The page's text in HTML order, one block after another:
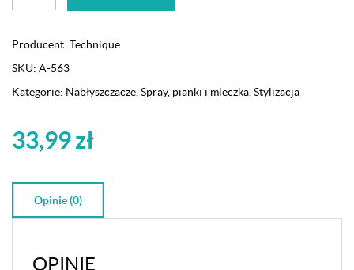
włosów
Jetting
Up
Producent: Technique
SKU: A-563
Kategorie: Nabłyszczacze Spray, pianki i mleczka Stylizacja
33,99zł
Opinie (0)
OPINIE